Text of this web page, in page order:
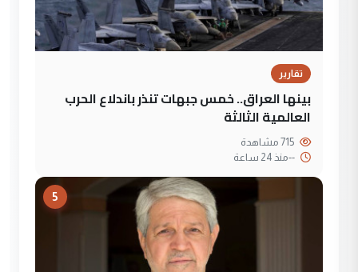
تقارير
بينها العراق.. خمس جبهات تنذر باندلاع الحرب
العالمية الثالثة
--منذ 24 ساعة
5